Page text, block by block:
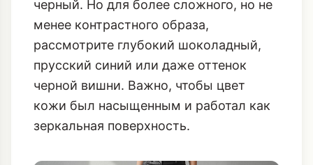
черный. Но для более сложного, но не
менее контрастного образа,
рассмотрите глубокий шоколадный,
прусский синий или даже оттенок
черной вишни. Важно, чтобы цвет
кожи был насыщенным и работал как
зеркальная поверхность.